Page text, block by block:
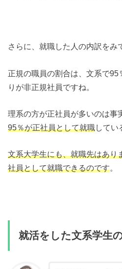
さらに、就職した人の内訳をみ
正規の職員の割合は、文系で95
りが非正規社員ですね。
理系の方が正社員が多いのは事
95％が正社員として就職してい
文系大学生にも、就職先はあり
社員として就職できるのです。
就活をした文系学生